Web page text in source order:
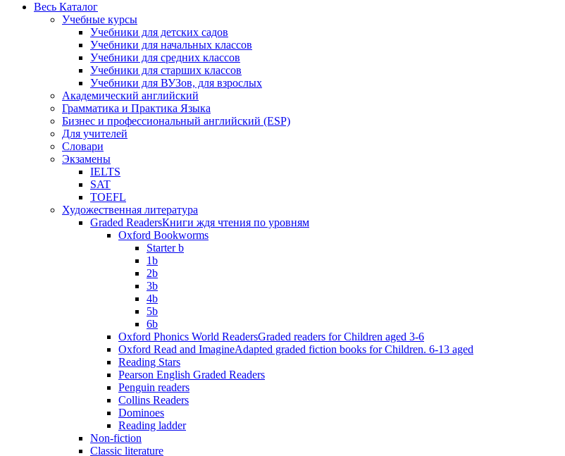
Весь Каталог
Учебные курсы
Учебники для детских садов
Учебники для начальных классов
Учебники для средних классов
Учебники для старших классов
Учебники для ВУЗов, для взрослых
Академический английский
Грамматика и Практика Языка
Бизнес и профессиональный английский (ESP)
Для учителей
Словари
Экзамены
IELTS
SAT
TOEFL
Художественная литература
Graded ReadersКниги ждя чтения по уровням
Oxford Bookworms
Starter b
1b
2b
3b
4b
5b
6b
Oxford Phonics World ReadersGraded readers for Children aged 3-6
Oxford Read and ImagineAdapted graded fiction books for Children. 6-13 aged
Reading Stars
Pearson English Graded Readers
Penguin readers
Collins Readers
Dominoes
Reading ladder
Non-fiction
Classic literature